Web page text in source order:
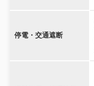
停電・交通遮断